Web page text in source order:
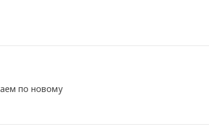
по новому